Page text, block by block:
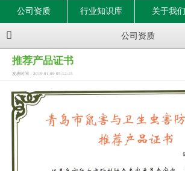
公司资质 行业知识库 关于我们
公司资质
推荐产品证书
发表时间：2019-01-09 05:12:15